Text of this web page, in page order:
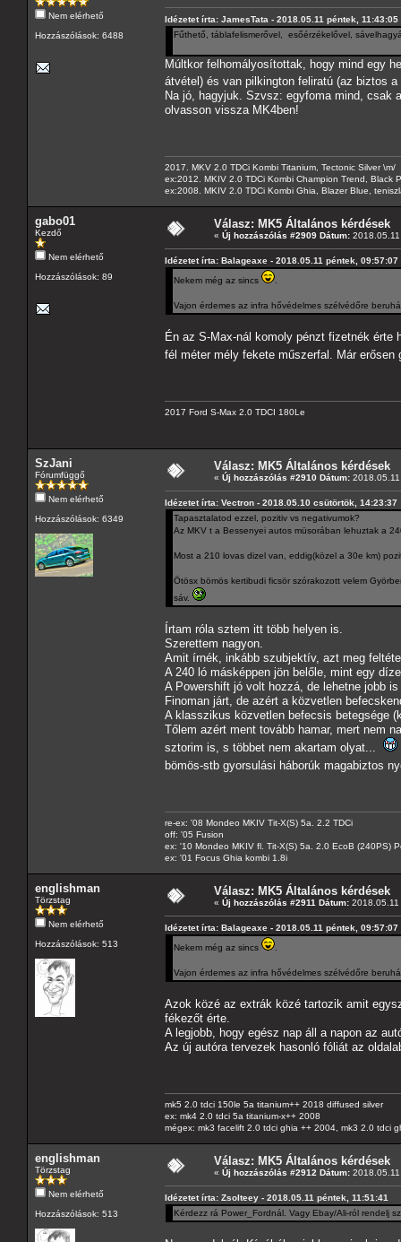
Nem elérhető
Hozzászólások: 6488
Idézetet írta: JamesTata - 2018.05.11 péntek, 11:43:05
Fűthető, táblafelismerővel, esőérzékelővel,
Múltkor felhomályosítottak, hogy mind egy
átvétel) és van pilkington feliratú (az biztos
Na jó, hagyjuk. Szvsz: egyfoma mind, csak
olvasson vissza MK4ben!
2017. MKV 2.0 TDCi Kombi Titanium, Tectonic Silver \m/
ex:2012. MKIV 2.0 TDCi Kombi Champion Trend, Black
ex:2008. MKIV 2.0 TDCi Kombi Ghia, Blazer Blue,
gabo01
Kezdő
Nem elérhető
Hozzászólások: 89
Válasz: MK5 Általános kérdések
« Új hozzászólás #2909 Dátum:
Idézetet írta: Balageaxe - 2018.05.11 péntek, 09:57:07
Nekem még az sincs
Vajon érdemes az infra hővédelmes szélvédőre
Én az S-Max-nál komoly pénzt fizetnék érte
fél méter mély fekete műszerfal. Már
2017 Ford S-Max 2.0 TDCI 180Le
SzJani
Fórumfüggő
Nem elérhető
Hozzászólások: 6349
Válasz: MK5 Általános kérdések
« Új hozzászólás #2910 Dátum:
Idézetet írta: Vectron - 2018.05.10 csütörtök, 14:23:37
Tapasztalatod ezzel, pozitiv vs negativumok?
Az MKV t a Bessenyei autos müsorában lehuztak a
Most a 210 lovas dizel van, eddig(közel a 30e km)
Ötösx bömös kertibudi ficsör szórakozott velem
sáv.
Írtam róla sztem itt több helyen is.
Szerettem nagyon.
Amit írnék, inkább szubjektív, azt meg
A 240 ló másképpen jön belőle, mint egy
A Powershift jó volt hozzá, de lehetne jobb
Finoman járt, de azért a közvetlen
A klasszikus közvetlen befecsis betegsége
Tőlem azért ment tovább hamar, mert nem
sztorim is, s többet nem akartam olyat...
bömös-stb gyorsulási háborúk magabiztos
re-ex: '08 Mondeo MKIV Tit-X(S) 5a. 2.2 TDCi
off: '05 Fusion
ex: '10 Mondeo MKIV fl. Tit-X(S) 5a. 2.0 EcoB (240PS)
ex: '01 Focus Ghia kombi 1.8i
englishman
Törzstag
Nem elérhető
Hozzászólások: 513
Válasz: MK5 Általános kérdések
« Új hozzászólás #2911 Dátum:
Idézetet írta: Balageaxe - 2018.05.11 péntek, 09:57:07
Nekem még az sincs
Vajon érdemes az infra hővédelmes szélvédőre
Azok közé az extrák közé tartozik amit
fékezőt érte.
A legjobb, hogy egész nap áll a napon az
Az új autóra tervezek hasonló fóliát az
mk5 2.0 tdci 150le 5a titanium++ 2018 diffused silver
ex: mk4 2.0 tdci 5a titanium-x++ 2008
mégex: mk3 facelift 2.0 tdci ghia ++ 2004, mk3 2.0 tdci
englishman
Törzstag
Nem elérhető
Hozzászólások: 513
Válasz: MK5 Általános kérdések
« Új hozzászólás #2912 Dátum:
Idézetet írta: Zsolteey - 2018.05.11 péntek, 11:51:41
Kérdezz rá Power_Fordnál. Vagy Ebay/Ali-ról rendelj